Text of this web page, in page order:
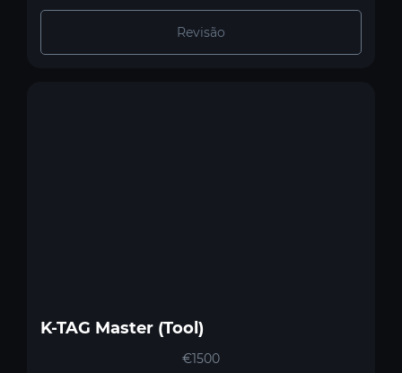
Revisão
K-TAG Master (Tool)
€1500